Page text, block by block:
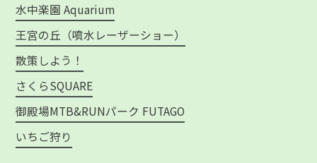
水中楽園 Aquarium
王宮の丘（噴水レーザーショー）
散策しよう！
さくらSQUARE
御殿場MTB&RUNパーク FUTAGO
いちご狩り